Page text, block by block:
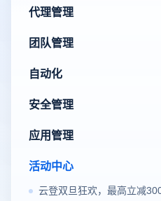
代理管理
团队管理
自动化
安全管理
应用管理
活动中心
云登双旦狂欢，最高立减